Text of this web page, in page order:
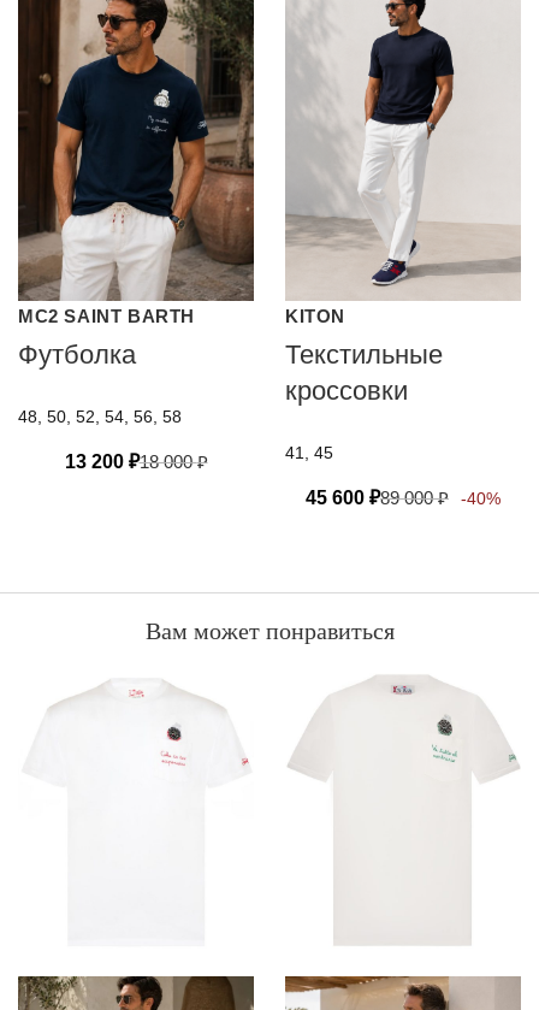
MC2 SAINT BARTH
Футболка
48, 50, 52, 54, 56, 58
13 200 ₽18 000₽
KITON
Текстильные
кроссовки
41, 45
45 600 ₽89 000₽ -40%
Вам может понравиться